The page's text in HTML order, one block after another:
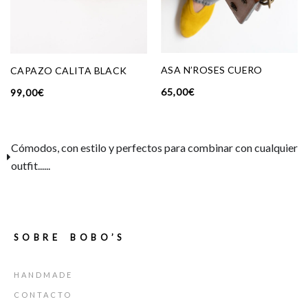
CAPAZO CALITA BLACK
99,00€
ASA N’ROSES CUERO
65,00€
Cómodos, con estilo y perfectos para combinar con cualquier
outfit......
SOBRE BOBO’S
HANDMADE
CONTACTO